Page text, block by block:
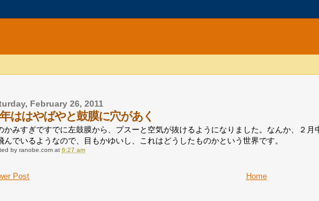
February 26, 2011
ははやばやと鼓膜に穴があく
かみすぎですでに左鼓膜から、プスーと空気が抜けるようになりました。なんか、２
んでいるようなので、目もかゆいし、これはどうしたものかという世界です。
byranobe.com at6:27 am
Post Home